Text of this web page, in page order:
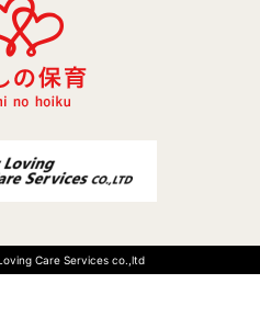
Care Services co.,ltd